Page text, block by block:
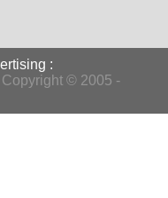
:
Copyright © 2005 -